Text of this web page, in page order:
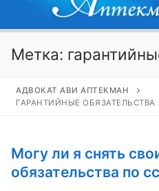
Метка:
АДВОКАТ АВИ АПТЕКМАН
ГАРАНТИЙНЫЕ ОБЯЗАТЕЛЬСТВА
Могу ли я снять
обязательства по